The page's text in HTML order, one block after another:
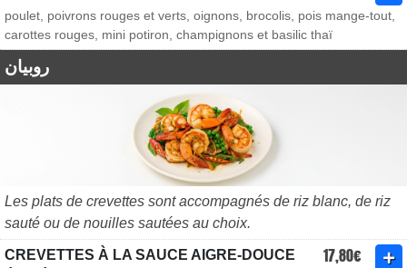
poulet, poivrons rouges et verts, oignons, brocolis, pois mange-tout,
carottes rouges, mini potiron, champignons et basilic thaï
روبيان
Les plats de crevettes sont accompagnés de riz blanc, de riz
sauté ou de nouilles sautées au choix.
CREVETTES À LA SAUCE AIGRE-DOUCE
17,80€